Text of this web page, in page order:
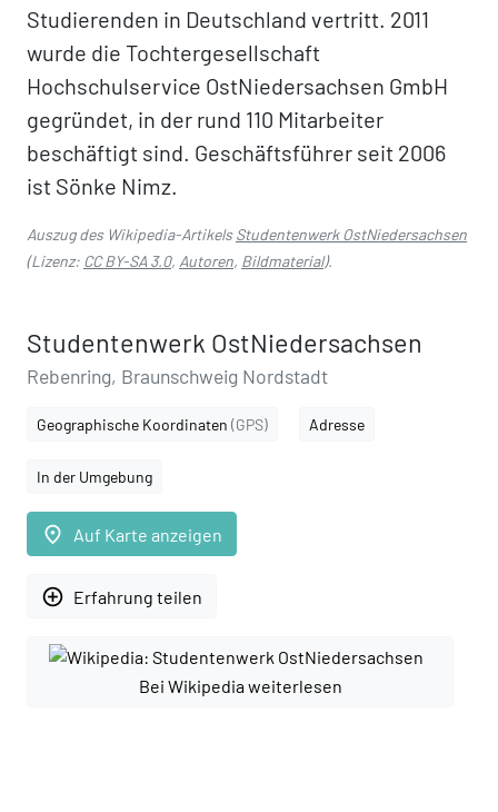
Studierenden in Deutschland vertritt. 2011
wurde die Tochtergesellschaft
Hochschulservice OstNiedersachsen GmbH
gegründet, in der rund 110 Mitarbeiter
beschäftigt sind. Geschäftsführer seit 2006
ist Sönke Nimz.
Auszug des Wikipedia-ArtikelsStudentenwerk OstNiedersachsen
(Lizenz: CC BY-SA 3.0, Autoren, Bildmaterial).
Studentenwerk OstNiedersachsen
Rebenring, Braunschweig Nordstadt
Geographische Koordinaten (GPS) Adresse
In der Umgebung
place Auf Karte anzeigen
add_circle_outline Erfahrung teilen
Bei Wikipedia weiterlesen